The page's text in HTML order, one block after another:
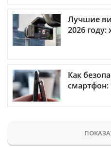
Лучшие
2026
Как
смартфон: